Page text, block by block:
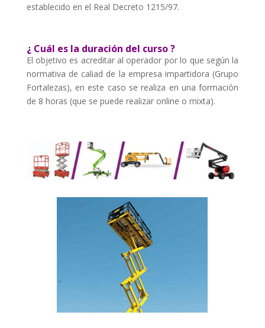
establecido en el Real Decreto 1215/97.
¿ Cuál es la duración del curso ?
El objetivo es acreditar al operador por lo que según la
normativa de caliad de la empresa impartidora (Grupo
Fortalezas), en este caso se realiza en una formación
de 8 horas (que se puede realizar online o mixta).